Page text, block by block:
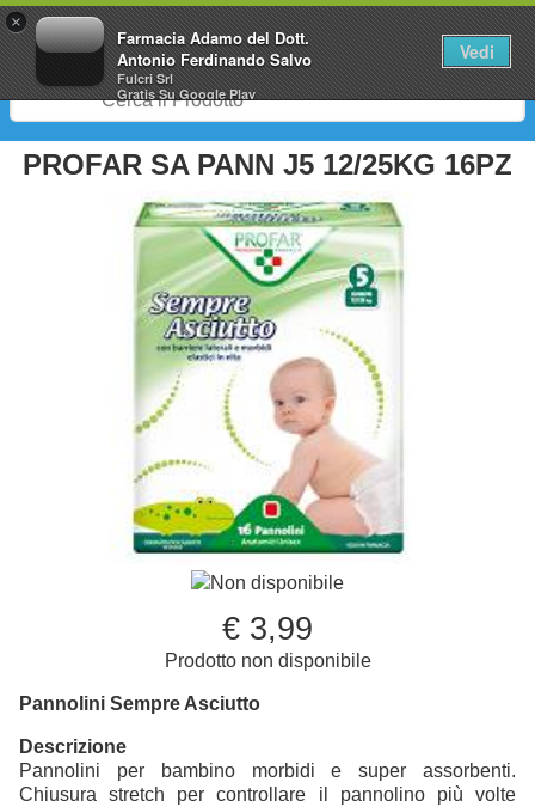
×
Farmacia Adamo del Dott.
Antonio Ferdinando Salvo
Fulcri Srl
GratisSu Google Play
Vedi
0
PROFAR SA PANN J5 12/25KG 16PZ
Non disponibile
€ 3,99
Prodotto non disponibile
Pannolini Sempre Asciutto
Descrizione
Pannolini per bambino morbidi e super assorbenti.
Chiusura stretch per controllare il pannolino più volte